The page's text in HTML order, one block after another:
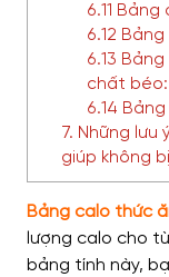
6.11
6.12
6.13
chất béo:
6.14
7. Những
giúp không
Bảng calo thức
lượng calo cho
bảng tính này,